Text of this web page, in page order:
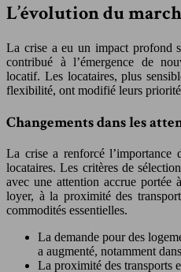
L’évolution du
La crise a eu un impact profond
contribué à l’émergence de
locatif. Les locataires, plus
flexibilité, ont modifié leurs
Changements dans les
La crise a renforcé l’importance
locataires. Les critères de
avec une attention accrue
loyer, à la proximité des
commodités essentielles.
La demande pour des
a augmenté, notamment
La proximité des transports